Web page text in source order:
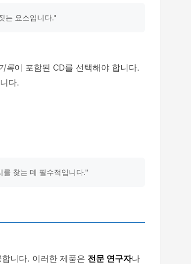
는 요소입니다."
록이 포함된 CD를 선택해야 합니다.
다.
찾는 데 필수적입니다."
니다. 이러한 제품은 전문 연구자나